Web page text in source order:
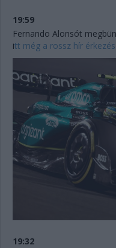
19:59
Fernando Alonsót
itt még a rossz hír
19:32